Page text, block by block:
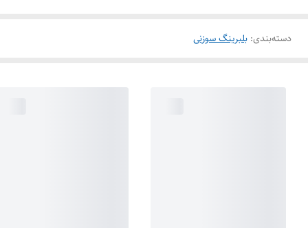
دسته‌بندی: بلبرینگ سوزنی